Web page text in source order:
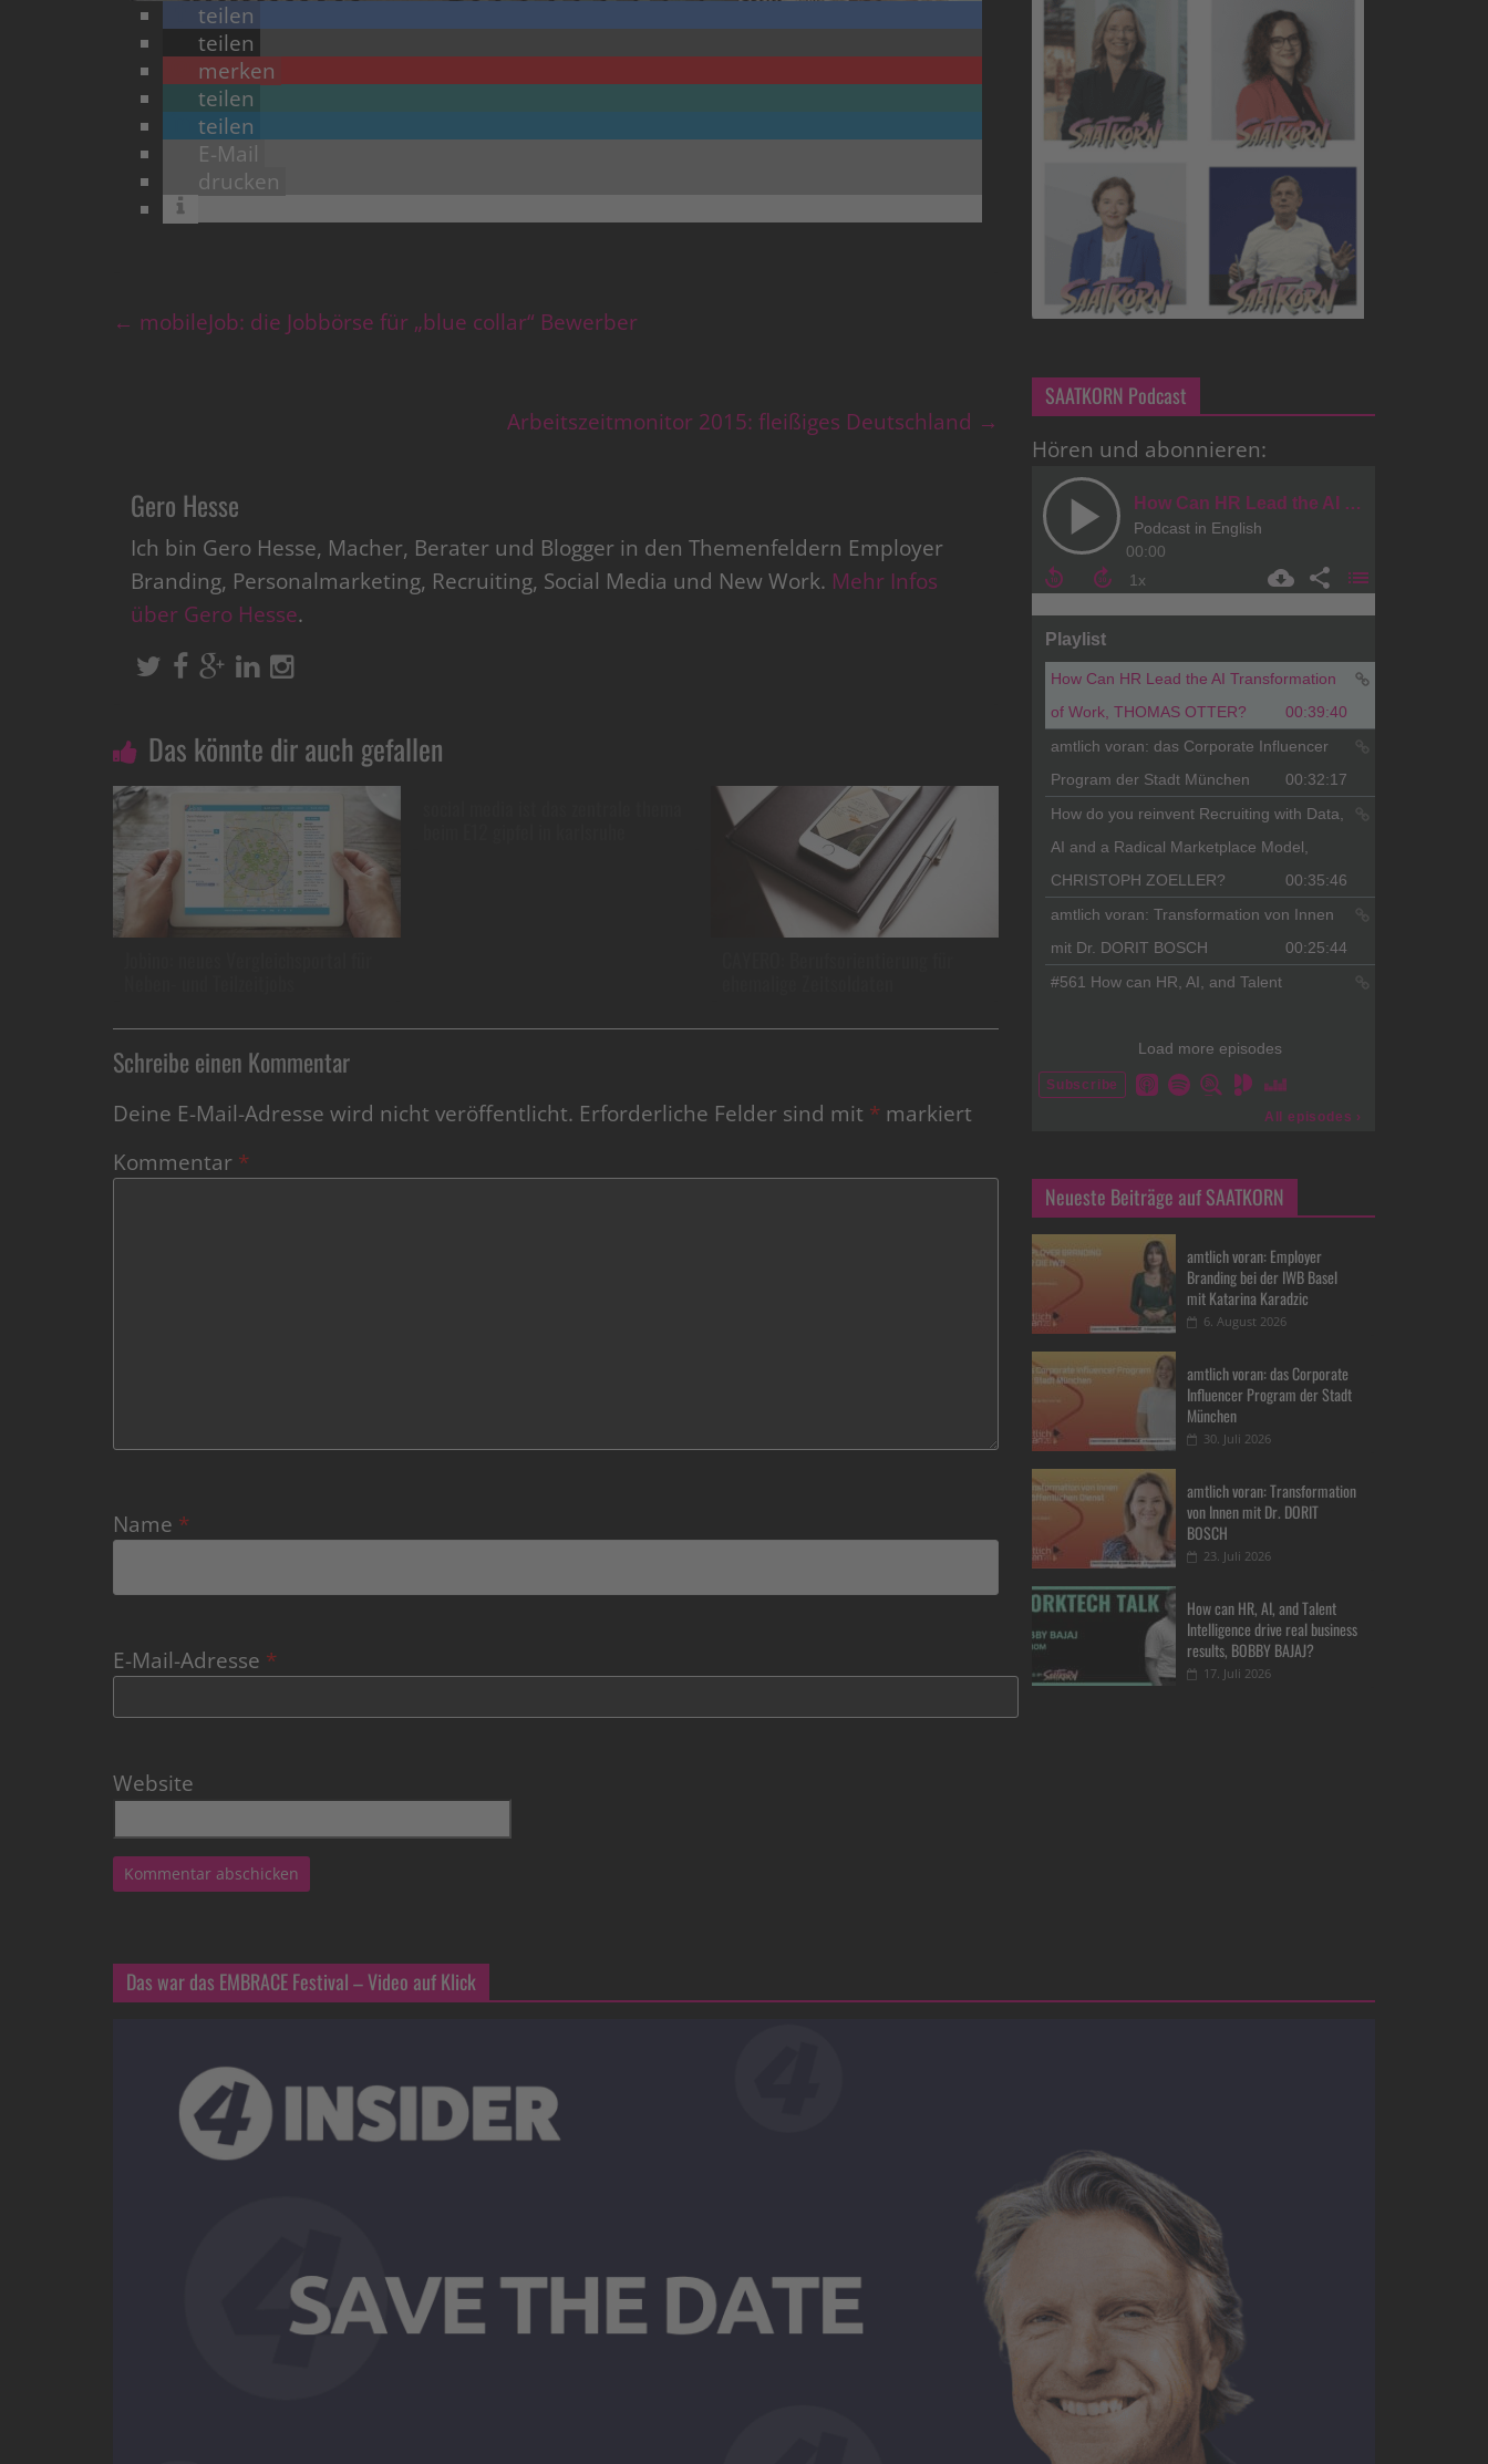
powered byUsercentrics Consent Management Platform
teilen
teilen
merken
teilen
teilen
E-Mail
drucken
← mobileJob: die Jobbörse für „blue collar“ Bewerber
Arbeitszeitmonitor 2015: fleißiges Deutschland →
Gero Hesse
Ich bin Gero Hesse, Macher, Berater und Blogger in den Themenfeldern Employer
Branding, Personalmarketing, Recruiting, Social Media und New Work. Mehr Infos
über Gero Hesse.
Das könnte dir auch gefallen
Schreibe einen Kommentar
Deine E-Mail-Adresse wird nicht veröffentlicht. Erforderliche Felder sind mit * markiert
Kommentar *
Name *
E-Mail-Adresse *
Website
SAATKORN Podcast
Hören und abonnieren:
Neueste Beiträge auf SAATKORN
amtlich voran: Employer
Branding bei der IWB Basel
mit Katarina Karadzic
6. August 2026
amtlich voran: das Corporate
Influencer Program der Stadt
München
30. Juli 2026
amtlich voran: Transformation
von Innen mit Dr. DORIT
BOSCH
23. Juli 2026
How can HR, AI, and Talent
Intelligence drive real business
results, BOBBY BAJAJ?
17. Juli 2026
Das war das EMBRACE Festival – Video auf Klick